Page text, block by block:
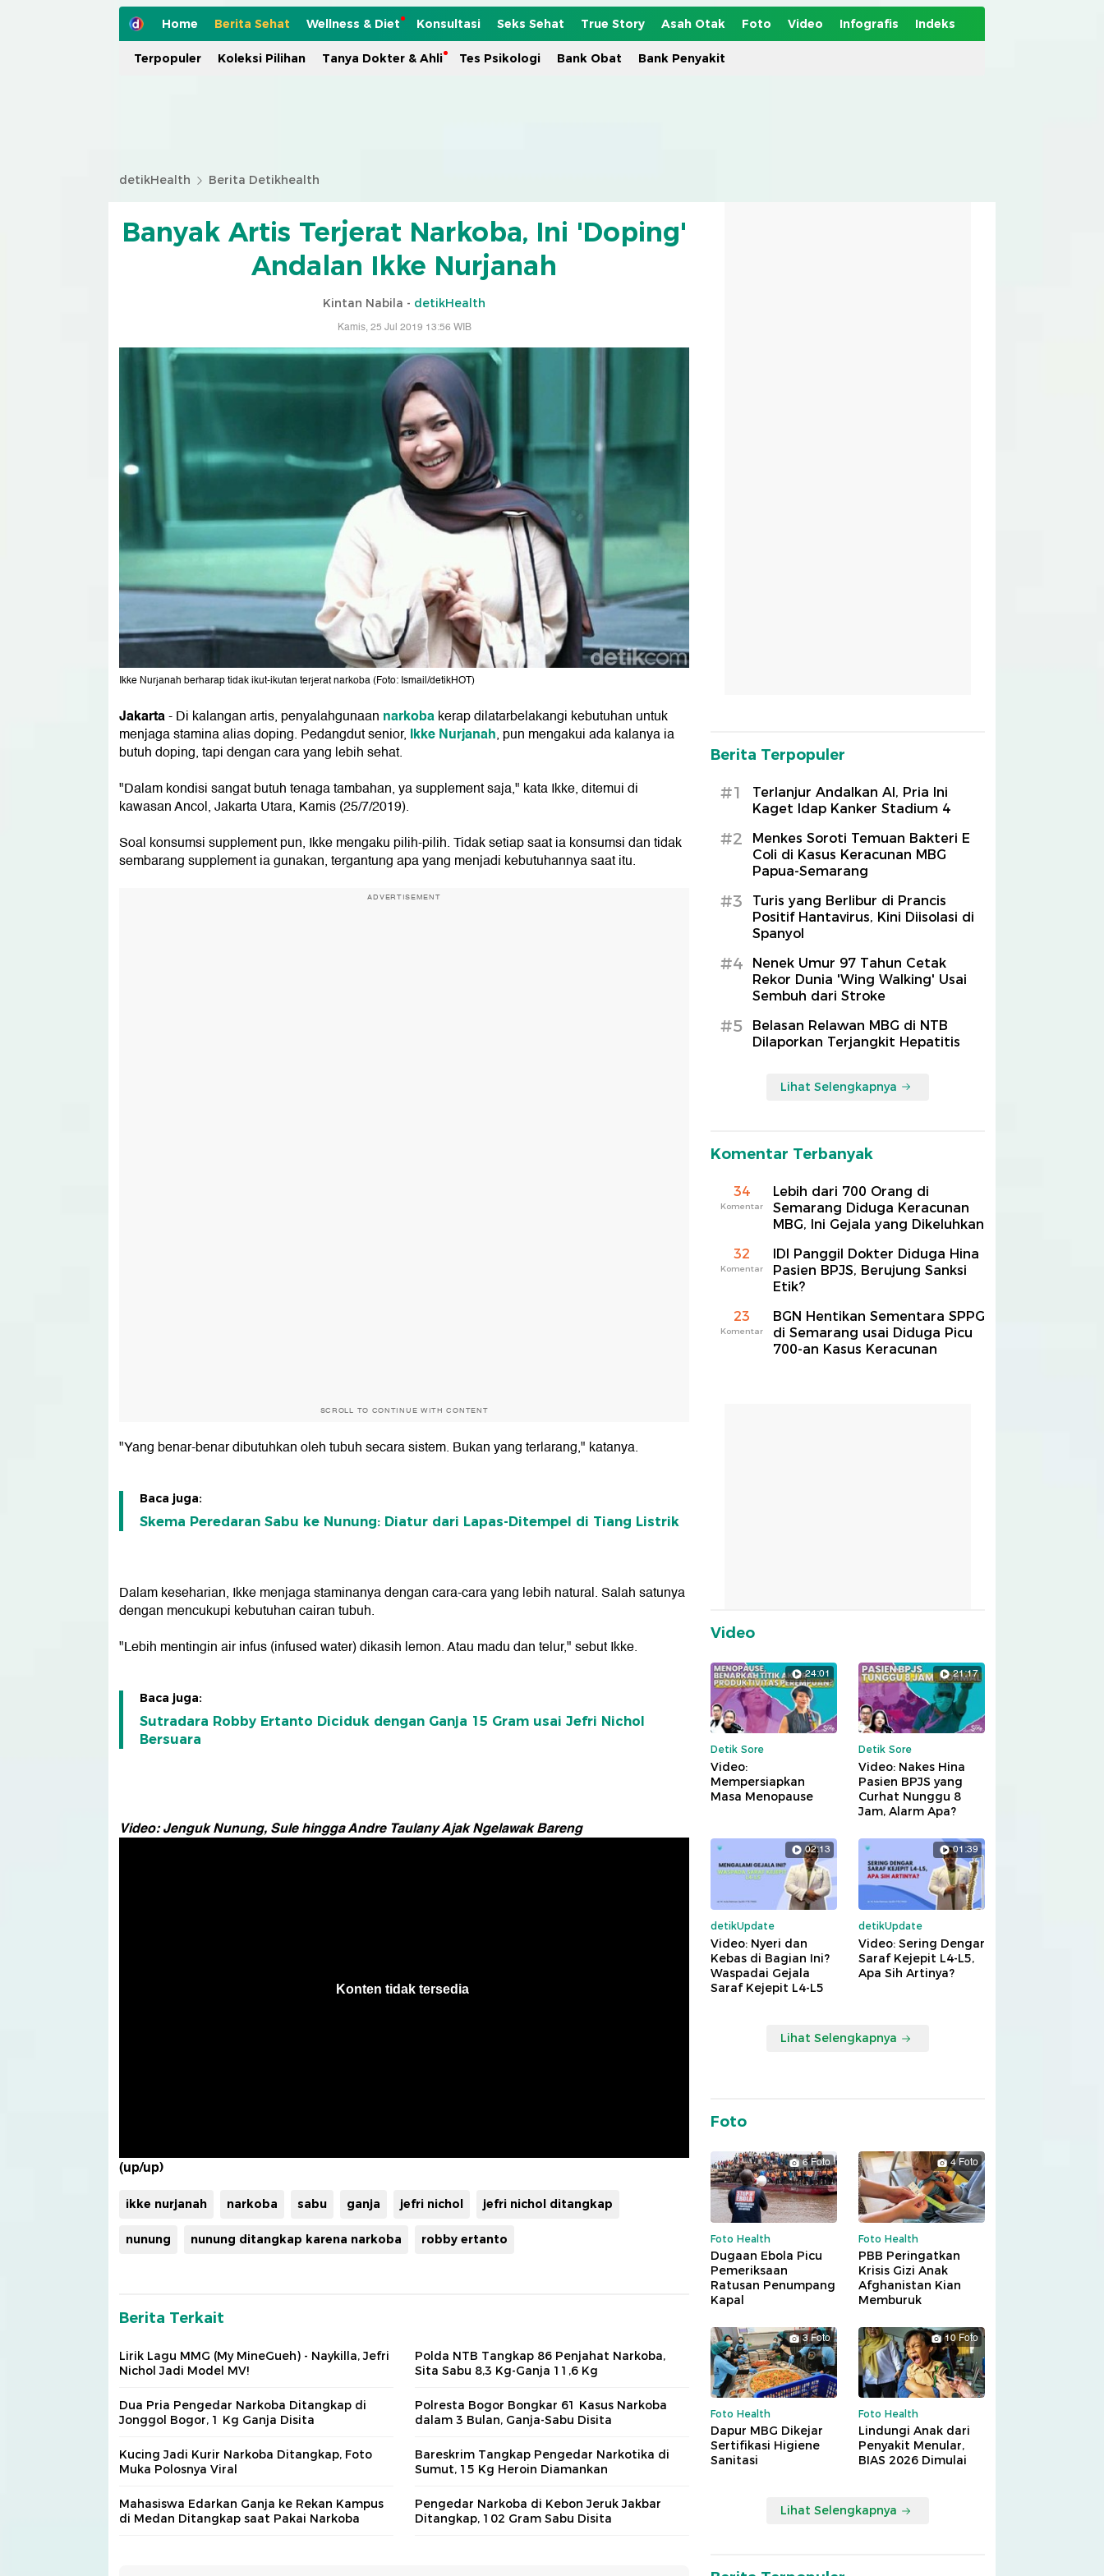
Home Berita Sehat Wellness & Diet Konsultasi Seks Sehat True Story Asah Otak Foto Video Infografis Indeks
Terpopuler Koleksi Pilihan Tanya Dokter & Ahli Tes Psikologi Bank Obat Bank Penyakit
detikHealth Berita Detikhealth
Banyak Artis Terjerat Narkoba, Ini 'Doping'
Andalan Ikke Nurjanah
Kintan Nabila - detikHealth
Kamis, 25 Jul 2019 13:56 WIB
Ikke Nurjanah berharap tidak ikut-ikutan terjerat narkoba (Foto: Ismail/detikHOT)
Jakarta- Di kalangan artis, penyalahgunaan narkobakerap dilatarbelakangi kebutuhan untuk
menjaga stamina alias doping. Pedangdut senior, Ikke Nurjanah, pun mengakui ada kalanya ia
butuh doping, tapi dengan cara yang lebih sehat.
"Dalam kondisi sangat butuh tenaga tambahan, ya supplement saja," kata Ikke, ditemui di
kawasan Ancol, Jakarta Utara, Kamis (25/7/2019).
Soal konsumsi supplement pun, Ikke mengaku pilih-pilih. Tidak setiap saat ia konsumsi dan tidak
sembarang supplement ia gunakan, tergantung apa yang menjadi kebutuhannya saat itu.
ADVERTISEMENT
SCROLL TO CONTINUE WITH CONTENT
"Yang benar-benar dibutuhkan oleh tubuh secara sistem. Bukan yang terlarang," katanya.
Baca juga:
Skema Peredaran Sabu ke Nunung: Diatur dari Lapas-Ditempel di Tiang Listrik
Dalam keseharian, Ikke menjaga staminanya dengan cara-cara yang lebih natural. Salah satunya
dengan mencukupi kebutuhan cairan tubuh.
"Lebih mentingin air infus (infused water) dikasih lemon. Atau madu dan telur," sebut Ikke.
Baca juga:
Sutradara Robby Ertanto Diciduk dengan Ganja 15 Gram usai Jefri Nichol
Bersuara
Video: Jenguk Nunung, Sule hingga Andre Taulany Ajak Ngelawak Bareng
(up/up)
ikke nurjanah narkoba sabu ganja jefri nichol jefri nichol ditangkap
nunung nunung ditangkap karena narkoba robby ertanto
Berita Terkait
Lirik Lagu MMG (My MineGueh) - Naykilla, Jefri
Nichol Jadi Model MV!
Polda NTB Tangkap 86 Penjahat Narkoba,
Sita Sabu 8,3 Kg-Ganja 11,6 Kg
Dua Pria Pengedar Narkoba Ditangkap di
Jonggol Bogor, 1 Kg Ganja Disita
Polresta Bogor Bongkar 61 Kasus Narkoba
dalam 3 Bulan, Ganja-Sabu Disita
Kucing Jadi Kurir Narkoba Ditangkap, Foto
Muka Polosnya Viral
Bareskrim Tangkap Pengedar Narkotika di
Sumut, 15 Kg Heroin Diamankan
Mahasiswa Edarkan Ganja ke Rekan Kampus
di Medan Ditangkap saat Pakai Narkoba
Pengedar Narkoba di Kebon Jeruk Jakbar
Ditangkap, 102 Gram Sabu Disita
Berita Terpopuler
#1
Terlanjur Andalkan AI, Pria Ini
Kaget Idap Kanker Stadium 4
#2
Menkes Soroti Temuan Bakteri E
Coli di Kasus Keracunan MBG
Papua-Semarang
#3
Turis yang Berlibur di Prancis
Positif Hantavirus, Kini Diisolasi di
Spanyol
#4
Nenek Umur 97 Tahun Cetak
Rekor Dunia 'Wing Walking' Usai
Sembuh dari Stroke
#5
Belasan Relawan MBG di NTB
Dilaporkan Terjangkit Hepatitis
Lihat Selengkapnya
Komentar Terbanyak
34
Komentar
Lebih dari 700 Orang di
Semarang Diduga Keracunan
MBG, Ini Gejala yang Dikeluhkan
32
Komentar
IDI Panggil Dokter Diduga Hina
Pasien BPJS, Berujung Sanksi
Etik?
23
Komentar
BGN Hentikan Sementara SPPG
di Semarang usai Diduga Picu
700-an Kasus Keracunan
Video
24:01
Detik Sore
Video:
Mempersiapkan
Masa Menopause
21:17
Detik Sore
Video: Nakes Hina
Pasien BPJS yang
Curhat Nunggu 8
Jam, Alarm Apa?
02:13
detikUpdate
Video: Nyeri dan
Kebas di Bagian Ini?
Waspadai Gejala
Saraf Kejepit L4-L5
01:39
detikUpdate
Video: Sering Dengar
Saraf Kejepit L4-L5,
Apa Sih Artinya?
Lihat Selengkapnya
Foto
6 Foto
Foto Health
Dugaan Ebola Picu
Pemeriksaan
Ratusan Penumpang
Kapal
4 Foto
Foto Health
PBB Peringatkan
Krisis Gizi Anak
Afghanistan Kian
Memburuk
3 Foto
Foto Health
Dapur MBG Dikejar
Sertifikasi Higiene
Sanitasi
10 Foto
Foto Health
Lindungi Anak dari
Penyakit Menular,
BIAS 2026 Dimulai
Lihat Selengkapnya